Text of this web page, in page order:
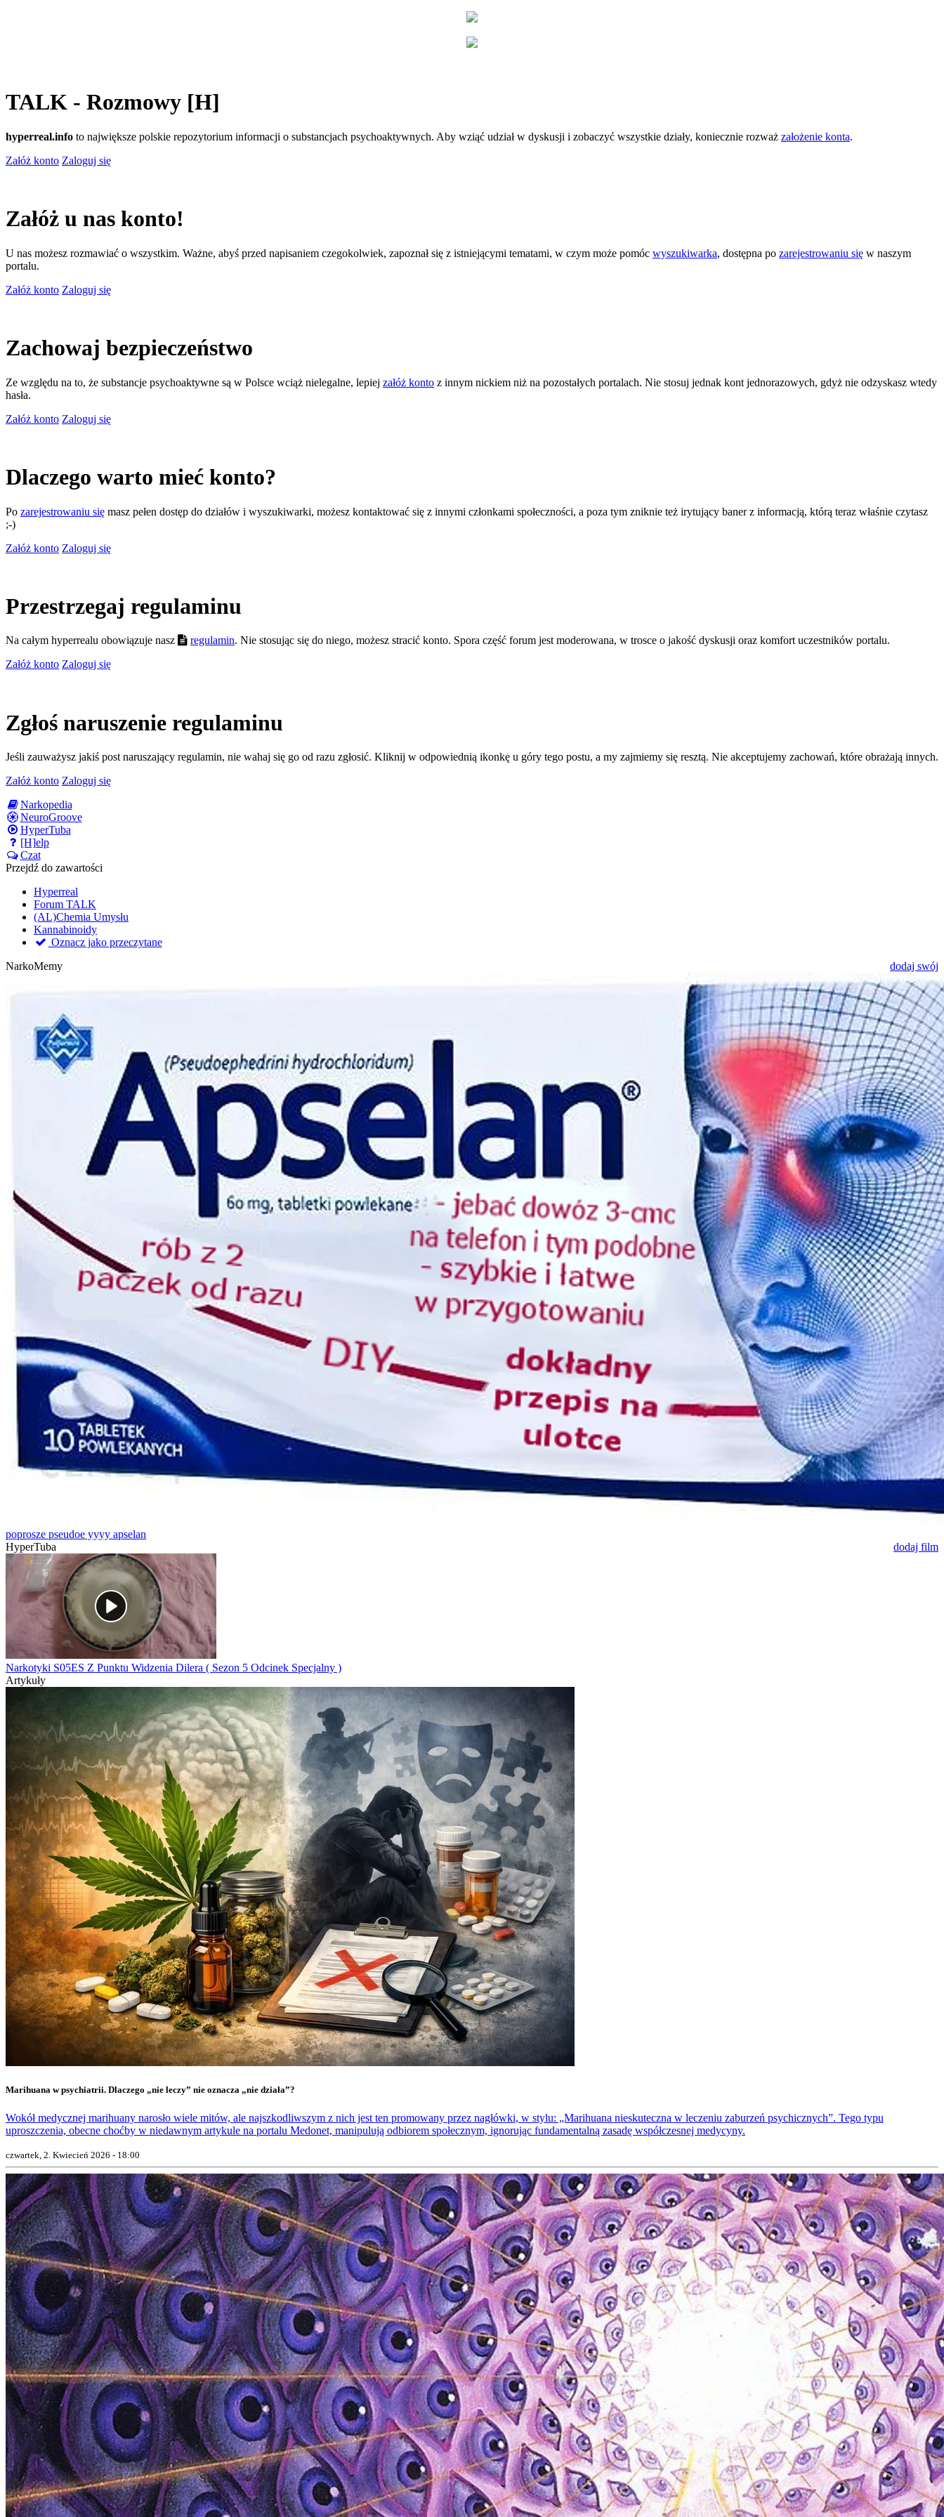
TALK - Rozmowy [H]
hyperreal.info to największe polskie repozytorium informacji o substancjach psychoaktywnych. Aby wziąć udział w dyskusji i zobaczyć wszystkie działy, koniecznie rozważ założenie konta.
Załóż konto Zaloguj się
Załóż u nas konto!
U nas możesz rozmawiać o wszystkim. Ważne, abyś przed napisaniem czegokolwiek, zapoznał się z istniejącymi tematami, w czym może pomóc wyszukiwarka, dostępna po zarejestrowaniu się w naszym
portalu.
Załóż konto Zaloguj się
Zachowaj bezpieczeństwo
Ze względu na to, że substancje psychoaktywne są w Polsce wciąż nielegalne, lepiej załóż konto z innym nickiem niż na pozostałych portalach. Nie stosuj jednak kont jednorazowych, gdyż nie odzyskasz wtedy
hasła.
Załóż konto Zaloguj się
Dlaczego warto mieć konto?
Po zarejestrowaniu się masz pełen dostęp do działów i wyszukiwarki, możesz kontaktować się z innymi członkami społeczności, a poza tym zniknie też irytujący baner z informacją, którą teraz właśnie czytasz
;-)
Załóż konto Zaloguj się
Przestrzegaj regulaminu
Na całym hyperrealu obowiązuje nasz regulamin. Nie stosując się do niego, możesz stracić konto. Spora część forum jest moderowana, w trosce o jakość dyskusji oraz komfort uczestników portalu.
Załóż konto Zaloguj się
Zgłoś naruszenie regulaminu
Jeśli zauważysz jakiś post naruszający regulamin, nie wahaj się go od razu zgłosić. Kliknij w odpowiednią ikonkę u góry tego postu, a my zajmiemy się resztą. Nie akceptujemy zachowań, które obrażają innych.
Załóż konto Zaloguj się
Narkopedia
NeuroGroove
HyperTuba
[H]elp
Czat
Przejdź do zawartości
Hyperreal
Forum TALK
(AL)Chemia Umysłu
Kannabinoidy
Oznacz jako przeczytane
NarkoMemy
dodaj swój
poprosze pseudoe yyyy apselan
HyperTuba
dodaj film
Narkotyki S05ES Z Punktu Widzenia Dilera ( Sezon 5 Odcinek Specjalny )
Artykuły
Marihuana w psychiatrii. Dlaczego „nie leczy” nie oznacza „nie działa”?
Wokół medycznej marihuany narosło wiele mitów, ale najszkodliwszym z nich jest ten promowany przez nagłówki, w stylu: „Marihuana nieskuteczna w leczeniu zaburzeń psychicznych”. Tego typu
uproszczenia, obecne choćby w niedawnym artykule na portalu Medonet, manipulują odbiorem społecznym, ignorując fundamentalną zasadę współczesnej medycyny.
czwartek, 2. Kwiecień 2026 - 18:00